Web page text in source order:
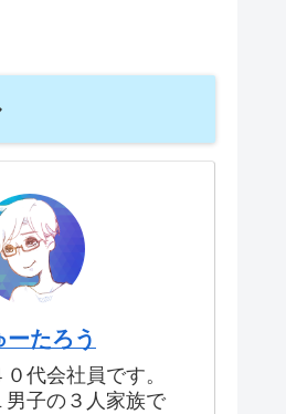
ーたろう
代会社員です。
男子の３人家族で